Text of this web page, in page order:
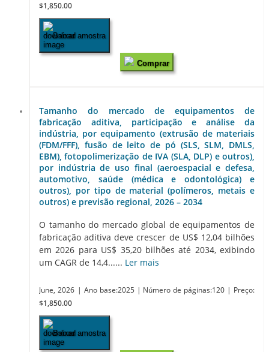
$1,850.00
Baixar amostra
Comprar
Tamanho do mercado de equipamentos de
fabricação aditiva, participação e análise da
indústria, por equipamento (extrusão de materiais
(FDM/FFF), fusão de leito de pó (SLS, SLM, DMLS,
EBM), fotopolimerização de IVA (SLA, DLP) e outros),
por indústria de uso final (aeroespacial e defesa,
automotivo, saúde (médica e odontológica) e
outros), por tipo de material (polímeros, metais e
outros) e previsão regional, 2026 – 2034
O tamanho do mercado global de equipamentos de
fabricação aditiva deve crescer de US$ 12,04 bilhões
em 2026 para US$ 35,20 bilhões até 2034, exibindo
um CAGR de 14,4...... Ler mais
June, 2026 | Ano base:2025 | Número de páginas:120 | Preço:
$1,850.00
Baixar amostra